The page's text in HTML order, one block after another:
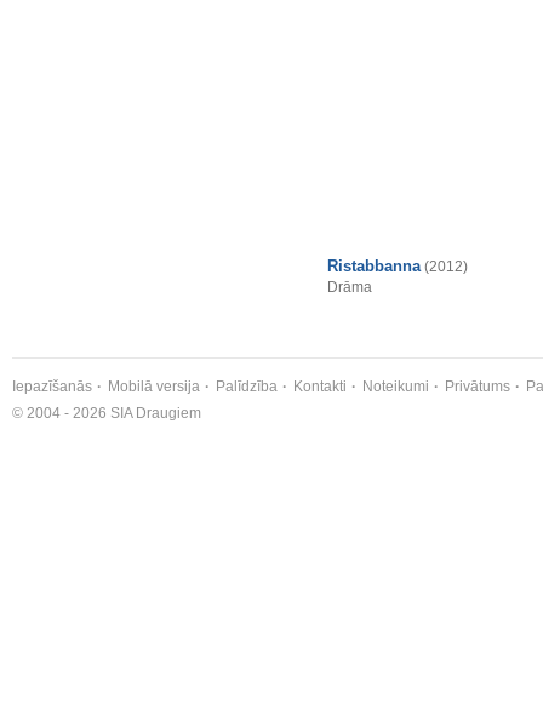
Ristabbanna (2012)
Drāma
Iepazīšanās Mobilā versija Palīdzība Kontakti Noteikumi Privātums
© 2004 - 2026 SIA Draugiem